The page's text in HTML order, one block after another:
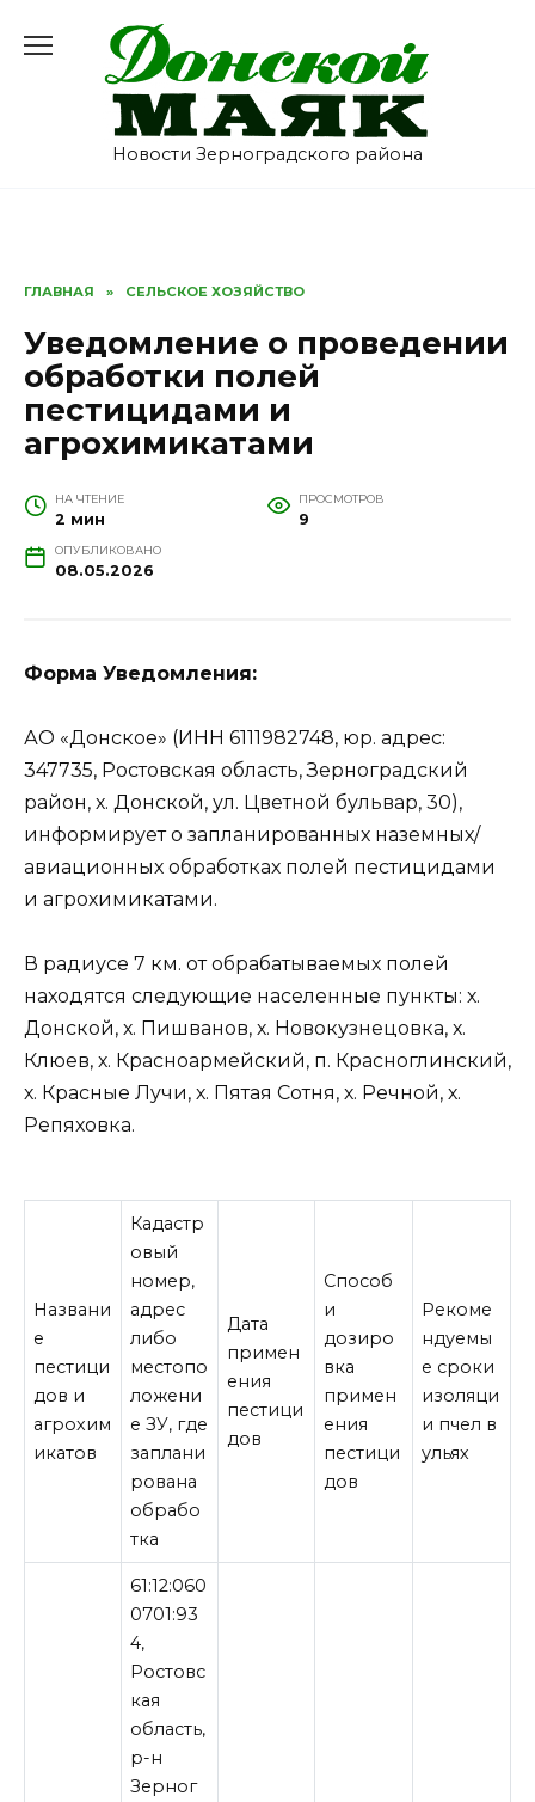
содержанию
Новости Зерноградского района
ГЛАВНАЯ » СЕЛЬСКОЕ ХОЗЯЙСТВО
Уведомление о проведении
обработки полей
пестицидами и
агрохимикатами
НА ЧТЕНИЕ
2 мин
ПРОСМОТРОВ
9
ОПУБЛИКОВАНО
08.05.2026
Форма Уведомления:
АО «Донское» (ИНН 6111982748, юр. адрес:
347735, Ростовская область, Зерноградский
район, х. Донской, ул. Цветной бульвар, 30),
информирует о запланированных наземных/
авиационных обработках полей пестицидами
и агрохимикатами.
В радиусе 7 км. от обрабатываемых полей
находятся следующие населенные пункты: х.
Донской, х. Пишванов, х. Новокузнецовка, х.
Клюев, х. Красноармейский, п. Красноглинский,
х. Красные Лучи, х. Пятая Сотня, х. Речной, х.
Репяховка.
Названи
е
пестици
дов и
агрохим
икатов
Кадастр
овый
номер,
адрес
либо
местопо
ложени
е ЗУ, где
заплани
рована
обрабо
тка
Дата
примен
ения
пестици
дов
Способ
и
дозиро
вка
примен
ения
пестици
дов
Рекоме
ндуемы
е сроки
изоляци
и пчел в
ульях
61:12:060
0701:93
4,
Ростовс
кая
область,
р-н
Зерног